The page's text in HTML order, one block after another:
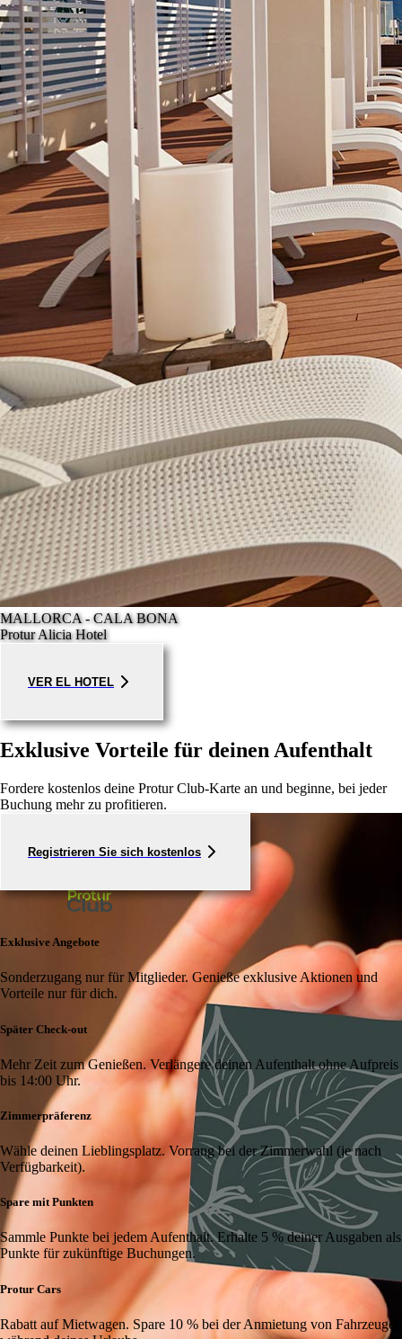
MALLORCA - CALA BONA
Protur Alicia Hotel
VER EL HOTEL
Exklusive Vorteile für deinen Aufenthalt
Fordere kostenlos deine Protur Club-Karte an und beginne, bei jeder
Buchung mehr zu profitieren.
Registrieren Sie sich kostenlos
Exklusive Angebote
Sonderzugang nur für Mitglieder. Genieße exklusive Aktionen und
Vorteile nur für dich.
Später Check-out
Mehr Zeit zum Genießen. Verlängere deinen Aufenthalt ohne Aufpreis
bis 14:00 Uhr.
Zimmerpräferenz
Wähle deinen Lieblingsplatz. Vorrang bei der Zimmerwahl (je nach
Verfügbarkeit).
Spare mit Punkten
Sammle Punkte bei jedem Aufenthalt. Erhalte 5 % deiner Ausgaben als
Punkte für zukünftige Buchungen.
Protur Cars
Rabatt auf Mietwagen. Spare 10 % bei der Anmietung von Fahrzeugen